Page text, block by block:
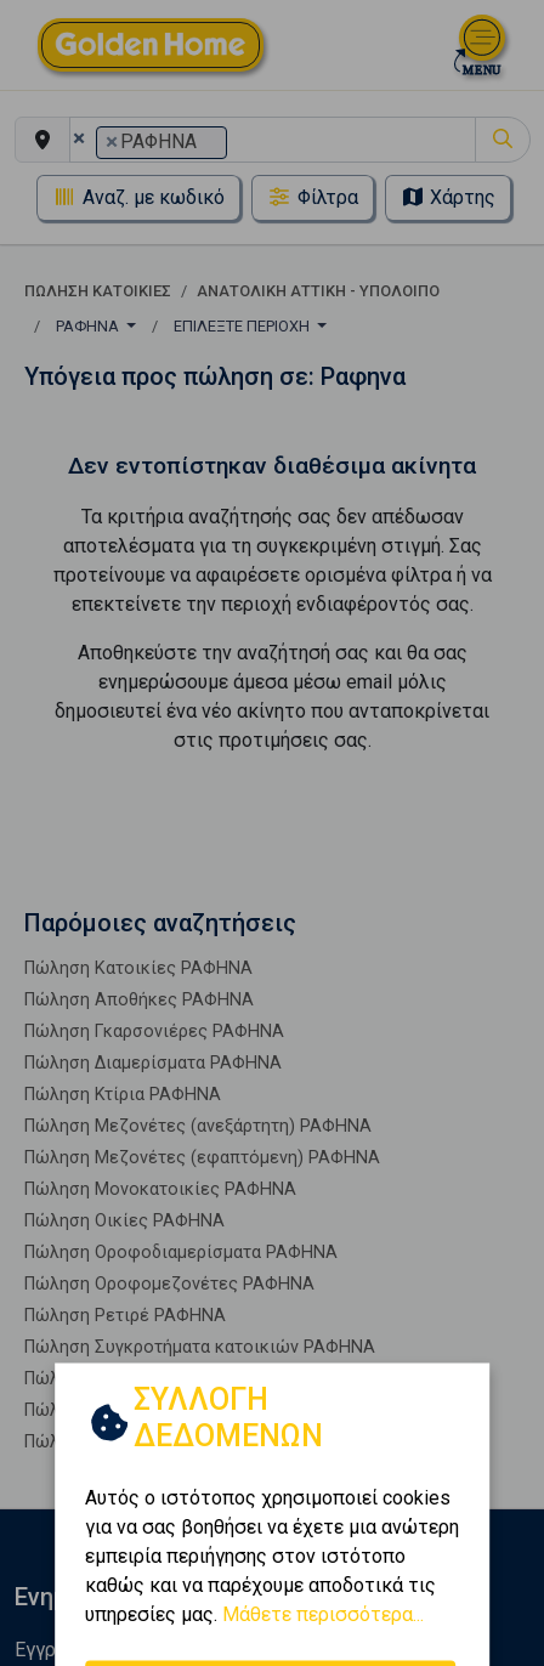
× × ΡΑΦΗΝΑ
Αναζ. με κωδικό Φίλτρα Χάρτης
ΠΏΛΗΣΗ ΚΑΤΟΙΚΊΕΣ
ΑΝΑΤΟΛΙΚΗ ΑΤΤΙΚΗ - ΥΠΟΛΟΙΠΟ
ΡΑΦΗΝΑ
ΕΠΙΛΈΞΤΕ ΠΕΡΙΟΧΉ
Υπόγεια προς πώληση σε: Ραφηνα
Δεν εντοπίστηκαν διαθέσιμα ακίνητα
Τα κριτήρια αναζήτησής σας δεν απέδωσαν
αποτελέσματα για τη συγκεκριμένη στιγμή. Σας
προτείνουμε να αφαιρέσετε ορισμένα φίλτρα ή να
επεκτείνετε την περιοχή ενδιαφέροντός σας.
Αποθηκεύστε την αναζήτησή σας και θα σας
ενημερώσουμε άμεσα μέσω email μόλις
δημοσιευτεί ένα νέο ακίνητο που ανταποκρίνεται
στις προτιμήσεις σας.
Παρόμοιες αναζητήσεις
Πώληση Κατοικίες ΡΑΦΗΝΑ
Πώληση Αποθήκες ΡΑΦΗΝΑ
Πώληση Γκαρσονιέρες ΡΑΦΗΝΑ
Πώληση Διαμερίσματα ΡΑΦΗΝΑ
Πώληση Κτίρια ΡΑΦΗΝΑ
Πώληση Μεζονέτες (ανεξάρτητη) ΡΑΦΗΝΑ
Πώληση Μεζονέτες (εφαπτόμενη) ΡΑΦΗΝΑ
Πώληση Μονοκατοικίες ΡΑΦΗΝΑ
Πώληση Οικίες ΡΑΦΗΝΑ
Πώληση Οροφοδιαμερίσματα ΡΑΦΗΝΑ
Πώληση Οροφομεζονέτες ΡΑΦΗΝΑ
Πώληση Ρετιρέ ΡΑΦΗΝΑ
Πώληση Συγκροτήματα κατοικιών ΡΑΦΗΝΑ
Πώληση Υπόγεια ΡΑΦΗΝΑ
Πώληση Υπόσκαφα ΡΑΦΗΝΑ
Πώληση Υπολ. υψουν ΡΑΦΗΝΑ
ΣΥΛΛΟΓΗ
ΔΕΔΟΜΕΝΩΝ
Αυτός ο ιστότοπος χρησιμοποιεί cookies
για να σας βοηθήσει να έχετε μια ανώτερη
εμπειρία περιήγησης στον ιστότοπο
καθώς και να παρέχουμε αποδοτικά τις
υπηρεσίες μας. Μάθετε περισσότερα...
Ενημερωθείτε
Εγγραφείτε στο newsletter της Golden Home για νέα